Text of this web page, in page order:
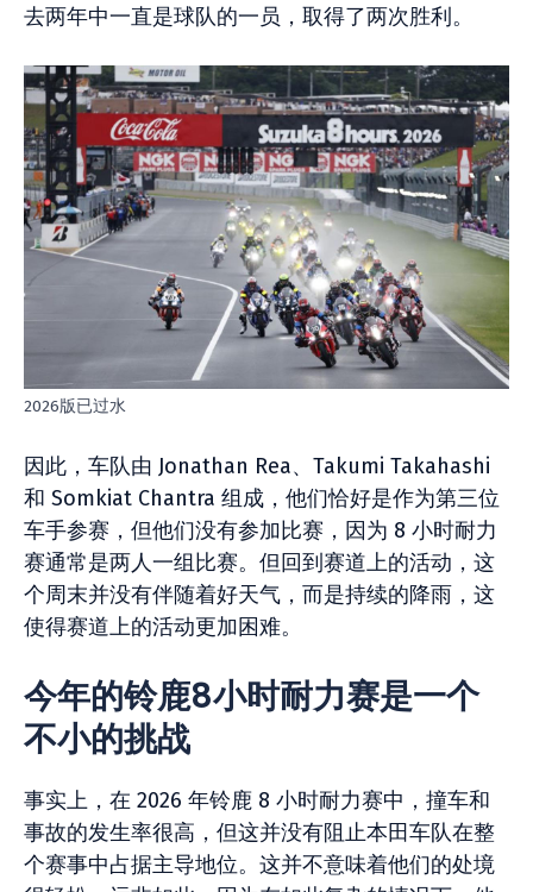
去两年中一直是球队的一员，取得了两次胜利。
2026版已过水
因此，车队由 Jonathan Rea、Takumi Takahashi
和 Somkiat Chantra 组成，他们恰好是作为第三位
车手参赛，但他们没有参加比赛，因为 8 小时耐力
赛通常是两人一组比赛。但回到赛道上的活动，这
个周末并没有伴随着好天气，而是持续的降雨，这
使得赛道上的活动更加困难。
今年的铃鹿8小时耐力赛是一个
不小的挑战
事实上，在 2026 年铃鹿 8 小时耐力赛中，撞车和
事故的发生率很高，但这并没有阻止本田车队在整
个赛事中占据主导地位。这并不意味着他们的处境